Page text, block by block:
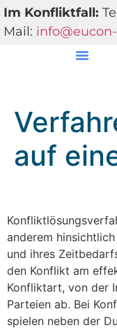
Im Konfliktfall:
Mail:
auf
anderem
und ihres
den Konflikt am
Konfliktart, von der
Parteien ab. Bei
spielen neben der